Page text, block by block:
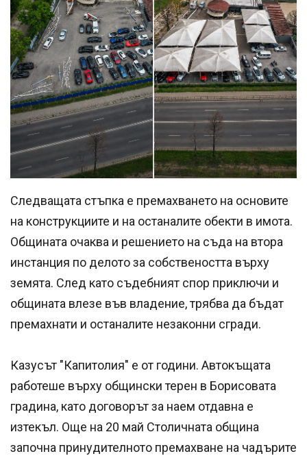
Следващата стъпка е премахването на основите
на конструкциите и на останалите обекти в имота.
Общината очаква и решението на съда на втора
инстанция по делото за собствеността върху
земята. След като съдебният спор приключи и
общината влезе във владение, трябва да бъдат
премахнати и останалите незаконни сгради.
Казусът "Капитолия" е от години. Автокъщата
работеше върху общински терен в Борисовата
градина, като договорът за наем отдавна е
изтекъл. Още на 20 май Столичната община
започна принудителното премахване на чадърите